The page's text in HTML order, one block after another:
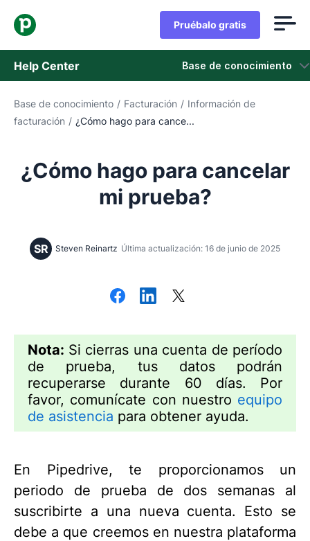
Pruébalo gratis
Help Center Base de conocimiento
Base de conocimiento
Contáctanos
Base de conocimiento / Facturación / Información de
facturación / ¿Cómo hago para cance...
¿Cómo hago para cancelar
mi prueba?
SR Steven Reinartz Última actualización: 16 de junio de 2025
Nota: Si cierras una cuenta de período
de prueba, tus datos podrán
recuperarse durante 60 días. Por
favor, comunícate con nuestro equipo
de asistencia para obtener ayuda.
En Pipedrive, te proporcionamos un
periodo de prueba de dos semanas al
suscribirte a una nueva cuenta. Esto se
debe a que creemos en nuestra plataforma